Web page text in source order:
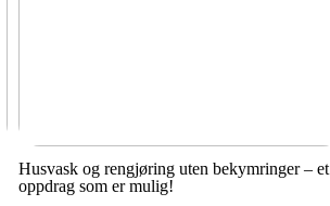
Husvask og rengjøring uten bekymringer – et
oppdrag som er mulig!